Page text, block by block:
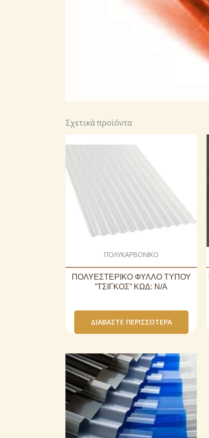
Σχετικά προϊόντα
ΠΟΛΥΚΑΡΒΟΝΙΚΟ
ΠΟΛΥΕΣΤΕΡΙΚΟ ΦΥΛΛΟ ΤΥΠΟΥ
”ΤΣΙΓΚΟΣ” ΚΩΔ: N/A
ΔΙΑΒΆΣΤΕ ΠΕΡΙΣΣΌΤΕΡΑ